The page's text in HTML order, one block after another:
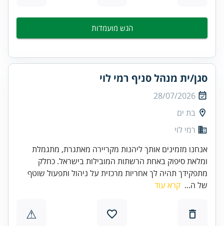
הגש מועמדות
סגן/ית מנהל סניף רמי לוי
28/07/2026
בת ים
רמי לוי
אנחנו מזמינים אותך ליהנות מקריירה מאתגרת, מתגמלת
ומלאת סיפוק באחת הרשתות המובילות בישראל. כחלק
מתפקידך תהיה לך אחריות מרכזית על ניהול ותפעול שוטף
של ה... קרא עוד
⚠